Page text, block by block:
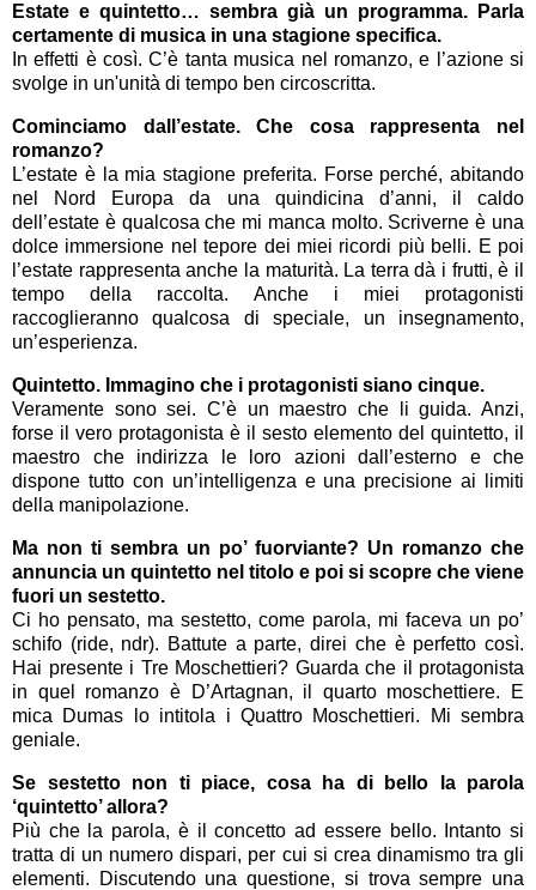
Estate e quintetto… sembra già un programma. Parla
certamente di musica in una stagione specifica.
In effetti è così. C’è tanta musica nel romanzo, e l’azione si
svolge in un'unità di tempo ben circoscritta.
Cominciamo dall’estate. Che cosa rappresenta nel
romanzo?
L’estate è la mia stagione preferita. Forse perché, abitando
nel Nord Europa da una quindicina d’anni, il caldo
dell’estate è qualcosa che mi manca molto. Scriverne è una
dolce immersione nel tepore dei miei ricordi più belli. E poi
l’estate rappresenta anche la maturità. La terra dà i frutti, è il
tempo della raccolta. Anche i miei protagonisti
raccoglieranno qualcosa di speciale, un insegnamento,
un’esperienza.
Quintetto. Immagino che i protagonisti siano cinque.
Veramente sono sei. C’è un maestro che li guida. Anzi,
forse il vero protagonista è il sesto elemento del quintetto, il
maestro che indirizza le loro azioni dall’esterno e che
dispone tutto con un’intelligenza e una precisione ai limiti
della manipolazione.
Ma non ti sembra un po’ fuorviante? Un romanzo che
annuncia un quintetto nel titolo e poi si scopre che viene
fuori un sestetto.
Ci ho pensato, ma sestetto, come parola, mi faceva un po’
schifo (ride, ndr). Battute a parte, direi che è perfetto così.
Hai presente i Tre Moschettieri? Guarda che il protagonista
in quel romanzo è D’Artagnan, il quarto moschettiere. E
mica Dumas lo intitola i Quattro Moschettieri. Mi sembra
geniale.
Se sestetto non ti piace, cosa ha di bello la parola
‘quintetto’ allora?
Più che la parola, è il concetto ad essere bello. Intanto si
tratta di un numero dispari, per cui si crea dinamismo tra gli
elementi. Discutendo una questione, si trova sempre una